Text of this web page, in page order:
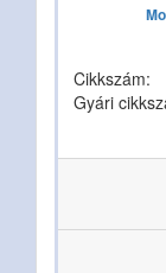
Cikkszám:
Gyári